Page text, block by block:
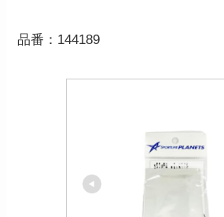
品番：144189